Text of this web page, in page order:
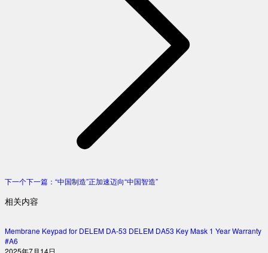
下一个下一篇： “中国制造”正加速迈向“中国智造”
相关内容
Membrane Keypad for DELEM DA-53 DELEM DA53 Key Mask 1 Year Warranty
#A6
2025年7月14日